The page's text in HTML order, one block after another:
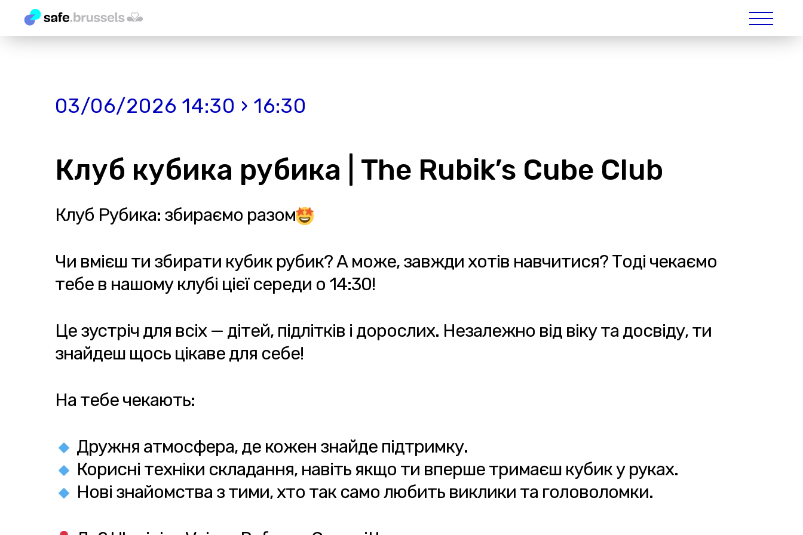
03/06/2026 14:30 › 16:30
Клуб кубика рубика | The Rubik’s Cube Club
Клуб Рубика: збираємо разом
Чи вмієш ти збирати кубик рубик? А може, завжди хотів навчитися? Тоді чекаємо
тебе в нашому клубі цієї середи о 14:30!
Це зустріч для всіх — дітей, підлітків і дорослих. Незалежно від віку та досвіду, ти
знайдеш щось цікаве для себе!
На тебе чекають:
Дружня атмосфера, де кожен знайде підтримку.
Корисні техніки складання, навіть якщо ти вперше тримаєш кубик у руках.
Нові знайомства з тими, хто так само любить виклики та головоломки.